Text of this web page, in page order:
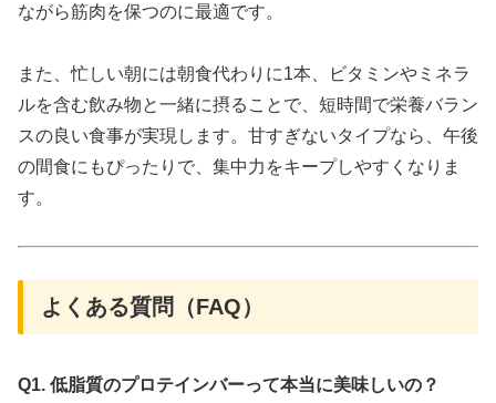
ながら筋肉を保つのに最適です。
また、忙しい朝には朝食代わりに1本、ビタミンやミネラ
ルを含む飲み物と一緒に摂ることで、短時間で栄養バラン
スの良い食事が実現します。甘すぎないタイプなら、午後
の間食にもぴったりで、集中力をキープしやすくなりま
す。
よくある質問（FAQ）
Q1. 低脂質のプロテインバーって本当に美味しいの？